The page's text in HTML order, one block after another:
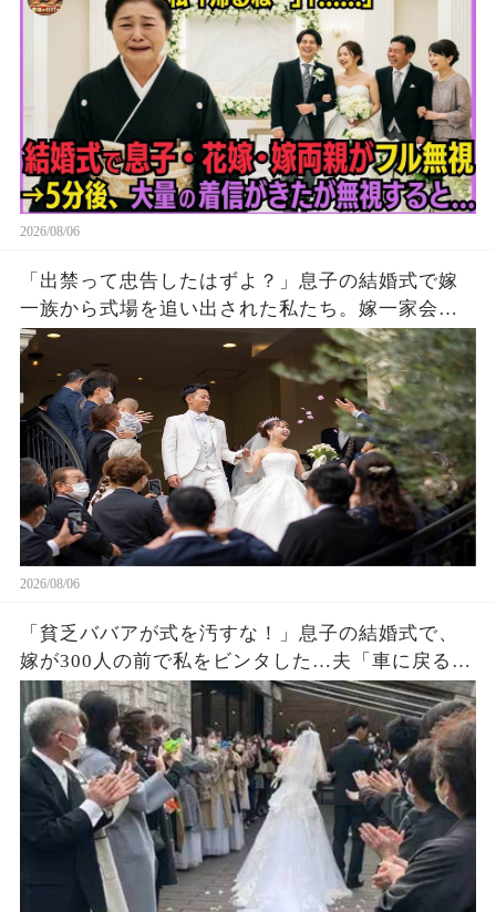
視して消えた結果
2026/08/06
「出禁って忠告したはずよ？」息子の結婚式で嫁
一族から式場を追い出された私たち。嫁一家会社
の大株主の私が株主総会で社長解任案を出すと
2026/08/06
「貧乏ババアが式を汚すな！」息子の結婚式で、
嫁が300人の前で私をビンタした…夫「車に戻る
か」私「ごめん」皆が私を哀れんでいたが真実が
明かされ嫁は顔面蒼白になった…